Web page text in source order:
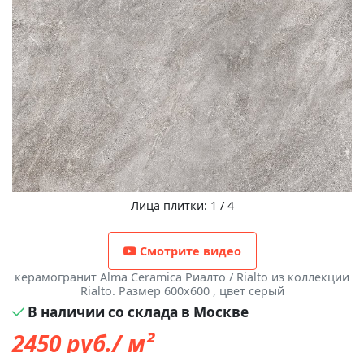
Лица плитки: 1 / 4
Смотрите видео
керамогранит Alma Ceramica Риалто / Rialto из коллекции
Rialto. Размер 600x600 , цвет серый
В наличии со склада в Москве
2450руб./ м²